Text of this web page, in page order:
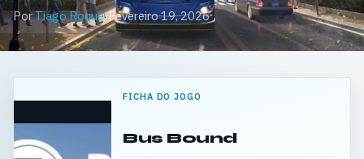
PorTiago Roque·Fevereiro 19, 2026
FICHA DO JOGO
Bus Bound